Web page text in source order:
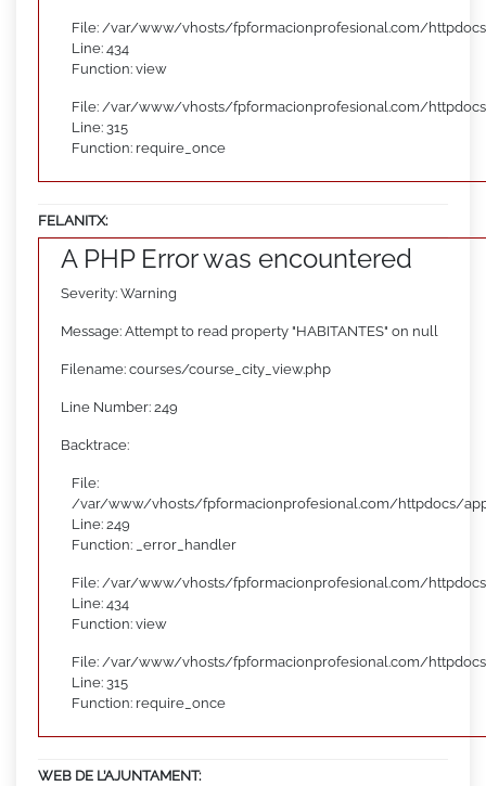
File: /var/www/vhosts/fpformacionprofesional.com/
Line: 434
Function: view
File: /var/www/vhosts/fpformacionprofesional.com/
Line: 315
Function: require_once
FELANITX:
A PHP Error was encountered
Severity: Warning
Message: Attempt to read property "HABITANTES" on null
Filename: courses/course_city_view.php
Line Number: 249
Backtrace:
File:
/var/www/vhosts/fpformacionprofesional.com/httpdocs/
Line: 249
Function: _error_handler
File: /var/www/vhosts/fpformacionprofesional.com/
Line: 434
Function: view
File: /var/www/vhosts/fpformacionprofesional.com/
Line: 315
Function: require_once
WEB DE L’AJUNTAMENT: